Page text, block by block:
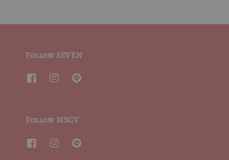
Follow SEVEN
Follow MSCV